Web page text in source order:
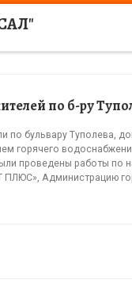
по б-ру
по бульвару Туполева,
горячего
проведены работы по
ПЛЮС», Администрацию